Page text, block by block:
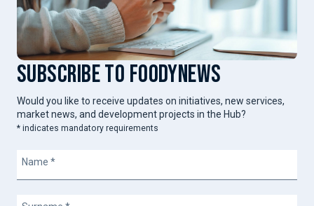
SUBSCRIBE TO FOODYNEWS
Would you like to receive updates on initiatives, new services,
market news, and development projects in the Hub?
* indicates mandatory requirements
Name *